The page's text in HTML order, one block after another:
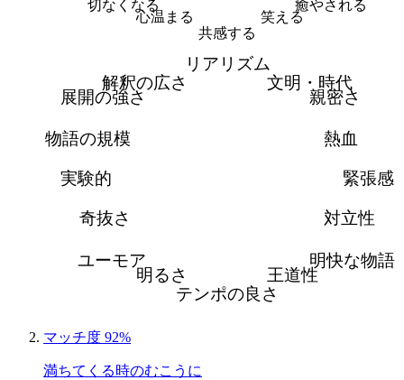
癒やされる
笑える
共感する
心温まる
切なくなる
リアリズム
文明・時代
親密さ
熱血
緊張感
対立性
明快な物語
王道性
テンポの良さ
明るさ
ユーモア
奇抜さ
実験的
物語の規模
展開の強さ
解釈の広さ
マッチ度 92%
満ちてくる時のむこうに